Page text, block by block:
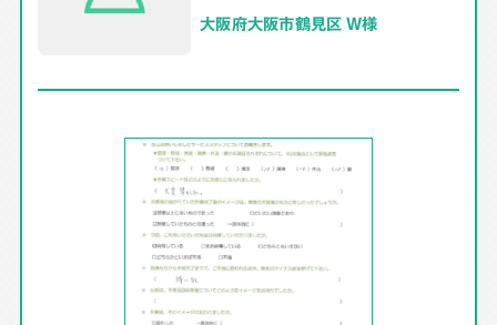
大阪府大阪市鶴見区 W様